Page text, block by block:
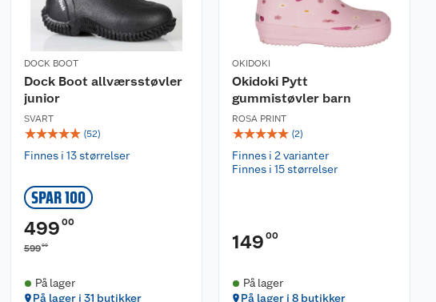
DOCK BOOT
Dock Boot allværsstøvler
junior
SVART
☆☆☆☆☆ (52)
Finnes i 13 størrelser
SPAR 100
499 00
59900
På lager
På lager i 31 butikker
OKIDOKI
Okidoki Pytt
gummistøvler barn
ROSA PRINT
☆☆☆☆☆ (2)
Finnes i 2 varianter
Finnes i 15 størrelser
149 00
På lager
På lager i 8 butikker